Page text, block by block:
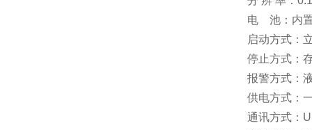
电 池：内置
启动方式：
停止方式：
报警方式：
供电方式：
通讯方式：